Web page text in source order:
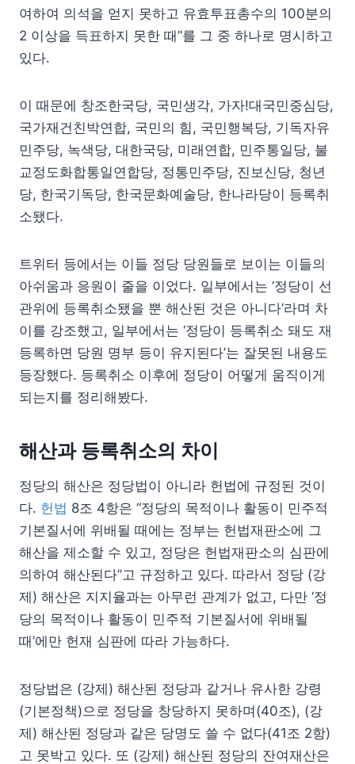
여하여 의석을 얻지 못하고 유효투표총수의 100분의
2 이상을 득표하지 못한 때”를 그 중 하나로 명시하고
있다.
이 때문에 창조한국당, 국민생각, 가자!대국민중심당,
국가재건친박연합, 국민의 힘, 국민행복당, 기독자유
민주당, 녹색당, 대한국당, 미래연합, 민주통일당, 불
교정도화합통일연합당, 정통민주당, 진보신당, 청년
당, 한국기독당, 한국문화예술당, 한나라당이 등록취
소됐다.
트위터 등에서는 이들 정당 당원들로 보이는 이들의
아쉬움과 응원이 줄을 이었다. 일부에서는 ‘정당이 선
관위에 등록취소됐을 뿐 해산된 것은 아니다’라며 차
이를 강조했고, 일부에서는 ‘정당이 등록취소 돼도 재
등록하면 당원 명부 등이 유지된다’는 잘못된 내용도
등장했다. 등록취소 이후에 정당이 어떻게 움직이게
되는지를 정리해봤다.
해산과 등록취소의 차이
정당의 해산은 정당법이 아니라 헌법에 규정된 것이
다. 헌법 8조 4항은 “정당의 목적이나 활동이 민주적
기본질서에 위배될 때에는 정부는 헌법재판소에 그
해산을 제소할 수 있고, 정당은 헌법재판소의 심판에
의하여 해산된다”고 규정하고 있다. 따라서 정당 (강
제) 해산은 지지율과는 아무런 관계가 없고, 다만 ‘정
당의 목적이나 활동이 민주적 기본질서에 위배될
때’에만 헌재 심판에 따라 가능하다.
정당법은 (강제) 해산된 정당과 같거나 유사한 강령
(기본정책)으로 정당을 창당하지 못하며(40조), (강
제) 해산된 정당과 같은 당명도 쓸 수 없다(41조 2항)
고 못박고 있다. 또 (강제) 해산된 정당의 잔여재산은